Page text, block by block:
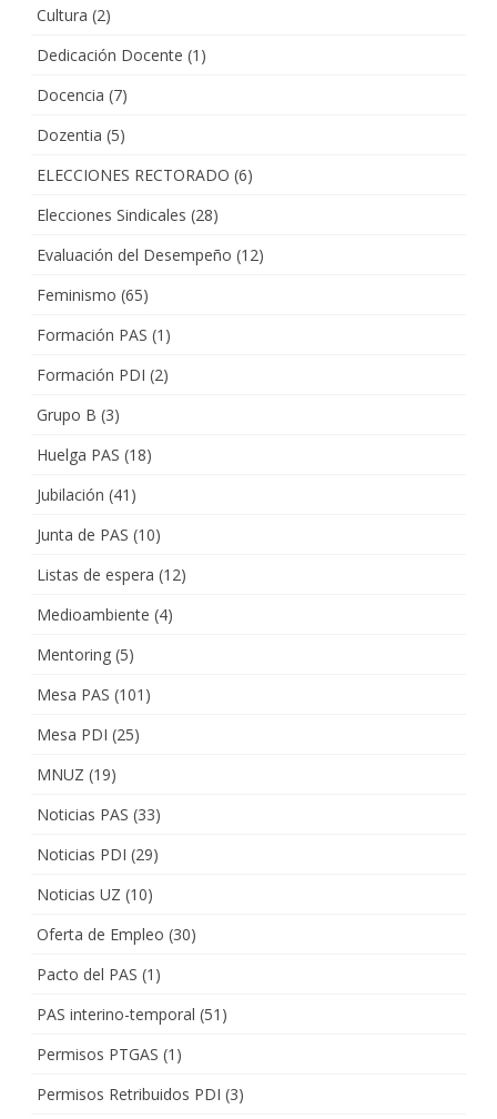
Cultura (2)
Dedicación Docente (1)
Docencia (7)
Dozentia (5)
ELECCIONES RECTORADO (6)
Elecciones Sindicales (28)
Evaluación del Desempeño (12)
Feminismo (65)
Formación PAS (1)
Formación PDI (2)
Grupo B (3)
Huelga PAS (18)
Jubilación (41)
Junta de PAS (10)
Listas de espera (12)
Medioambiente (4)
Mentoring (5)
Mesa PAS (101)
Mesa PDI (25)
MNUZ (19)
Noticias PAS (33)
Noticias PDI (29)
Noticias UZ (10)
Oferta de Empleo (30)
Pacto del PAS (1)
PAS interino-temporal (51)
Permisos PTGAS (1)
Permisos Retribuidos PDI (3)